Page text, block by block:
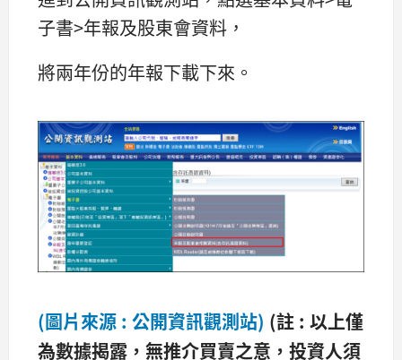
子書>年報及股東會資料，
將兩年份的年報下載下來。
(圖片來源 : 公開資訊觀測站) (註 : 以上僅
為數據揭露，無推介買賣之意，投資人須